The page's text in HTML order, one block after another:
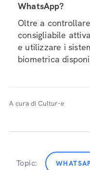
WhatsApp?
Oltre a
consigliabile
e utilizzare i
biometrica
A cura di Cultur-e
Topic: